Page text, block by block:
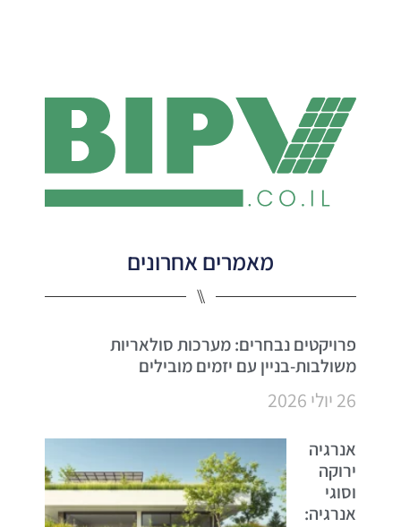
מאמרים אחרונים
⑊
פרויקטים נבחרים: מערכות סולאריות
משולבות-בניין עם יזמים מובילים
26 יולי 2026
אנרגיה
ירוקה
וסוגי
אנרגיה: